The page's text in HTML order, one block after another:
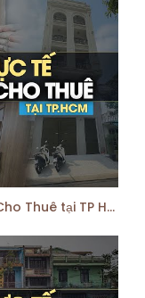
Khảo sát thực tế mô hình Thuê và Cho Thuê tại TP HCM | HVBDS